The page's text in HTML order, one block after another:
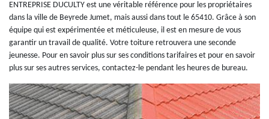
ENTREPRISE DUCULTY est une véritable référence pour les propriétaires
dans la ville de Beyrede Jumet, mais aussi dans tout le 65410. Grâce à son
équipe qui est expérimentée et méticuleuse, il est en mesure de vous
garantir un travail de qualité. Votre toiture retrouvera une seconde
jeunesse. Pour en savoir plus sur ses conditions tarifaires et pour en savoir
plus sur ses autres services, contactez-le pendant les heures de bureau.